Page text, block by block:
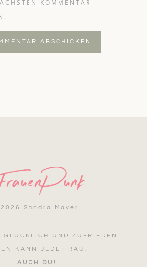
KOMMENTAR
ABSCHICKEN
2026 Sandra Mayer
GLÜCKLICH UND ZUFRIEDEN
KANN JEDE FRAU.
AUCH DU!